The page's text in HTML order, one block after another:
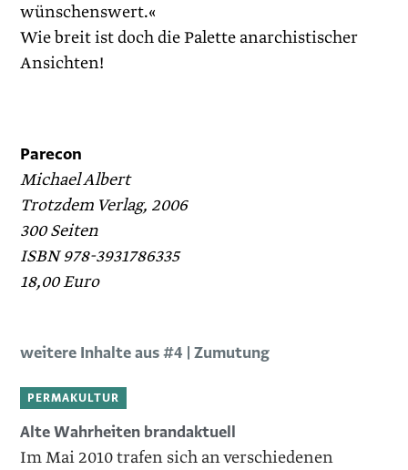
wünschenswert.«
Wie breit ist doch die Palette anarchistischer
Ansichten!
Parecon
Michael Albert
Trotzdem Verlag, 2006
300 Seiten
ISBN 978-3931786335
18,00 Euro
weitere Inhalte aus #4 | Zumutung
PERMAKULTUR
Alte Wahrheiten brandaktuell
Im Mai 2010 trafen sich an verschiedenen